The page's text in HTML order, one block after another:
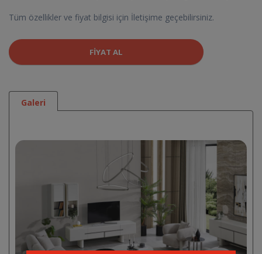
Tüm özellikler ve fiyat bilgisi için İletişime geçebilirsiniz.
FIYAT AL
Galeri